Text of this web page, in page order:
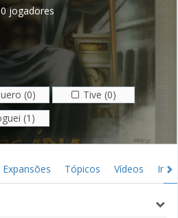
jogadores
(0)
Tive (0)
(1)
Expansões Tópicos Vídeos